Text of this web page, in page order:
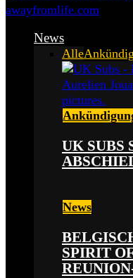
News
Alle
UK SUBS
News
SPIRIT